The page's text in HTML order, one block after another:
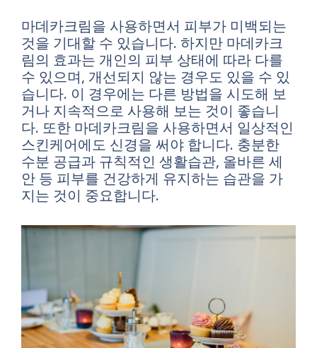
마데카크림을 사용하면서 피부가 미백되는
것을 기대할 수 있습니다. 하지만 마데카크
림의 효과는 개인의 피부 상태에 따라 다를
수 있으며, 개선되지 않는 경우도 있을 수 있
습니다. 이 경우에는 다른 방법을 시도해 보
거나 지속적으로 사용해 보는 것이 좋습니
다. 또한 마데카크림을 사용하면서 일상적인
스킨케어에도 신경을 써야 합니다. 충분한
수분 공급과 규칙적인 생활습관, 올바른 세
안 등 피부를 건강하게 유지하는 습관을 가
지는 것이 중요합니다.